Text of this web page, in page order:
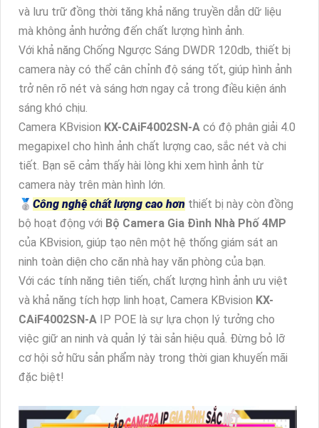
và lưu trữ đồng thời tăng khả năng truyền dẫn dữ liệu
mà không ảnh hưởng đến chất lượng hình ảnh.
Với khả năng Chống Ngược Sáng DWDR 120db, thiết bị
camera này có thể cân chỉnh độ sáng tốt, giúp hình ảnh
trở nên rõ nét và sáng hơn ngay cả trong điều kiện ánh
sáng khó chịu.
Camera KBvision KX-CAiF4002SN-A có độ phân giải 4.0
megapixel cho hình ảnh chất lượng cao, sắc nét và chi
tiết. Bạn sẽ cảm thấy hài lòng khi xem hình ảnh từ
camera này trên màn hình lớn.
️🥈 Công nghệ chất lượng cao hơn thiết bị này còn đồng
bộ hoạt động với Bộ Camera Gia Đình Nhà Phố 4MP
của KBvision, giúp tạo nên một hệ thống giám sát an
ninh toàn diện cho căn nhà hay văn phòng của bạn.
Với các tính năng tiên tiến, chất lượng hình ảnh ưu việt
và khả năng tích hợp linh hoạt, Camera KBvision KX-
CAiF4002SN-A IP POE là sự lựa chọn lý tưởng cho
việc giữ an ninh và quản lý tài sản hiệu quả. Đừng bỏ lỡ
cơ hội sở hữu sản phẩm này trong thời gian khuyến mãi
đặc biệt!